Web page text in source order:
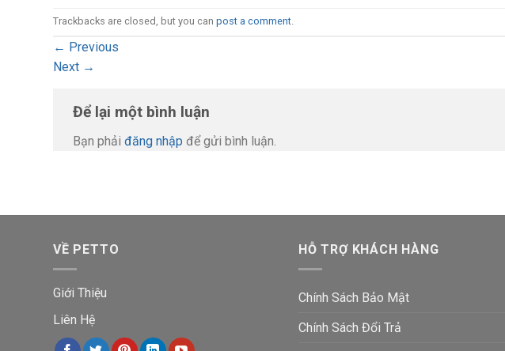
Trackbacks are closed, but you can post a comment
← Previous
Next →
Để lại một bình luận
Bạn phải đăng nhập để gửi bình luận.
VỀ PETTO
Giới Thiệu
Liên Hệ
HỖ TRỢ KHÁCH HÀNG
Chính Sách Bảo Mật
Chính Sách Đổi Trả